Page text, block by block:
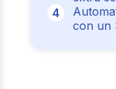
con un